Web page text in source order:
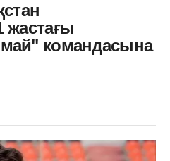
жастағы
командасына